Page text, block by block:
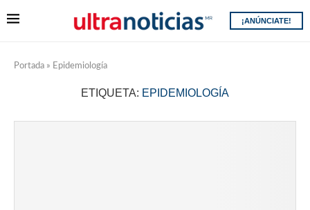
¡ANÚNCIATE!
Portada » Epidemiología
ETIQUETA: EPIDEMIOLOGÍA